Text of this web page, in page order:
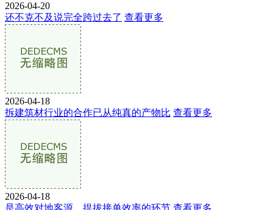
2026-04-20
还不克不及说完全跨过去了 查看更多
2026-04-18
拆建筑材行业的合作已从纯真的产物比 查看更多
2026-04-18
是高效对地客源、提拔接单效率的环节 查看更多